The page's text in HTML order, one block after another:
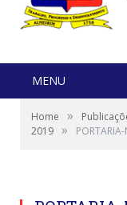
MENU
Home »
2019 »